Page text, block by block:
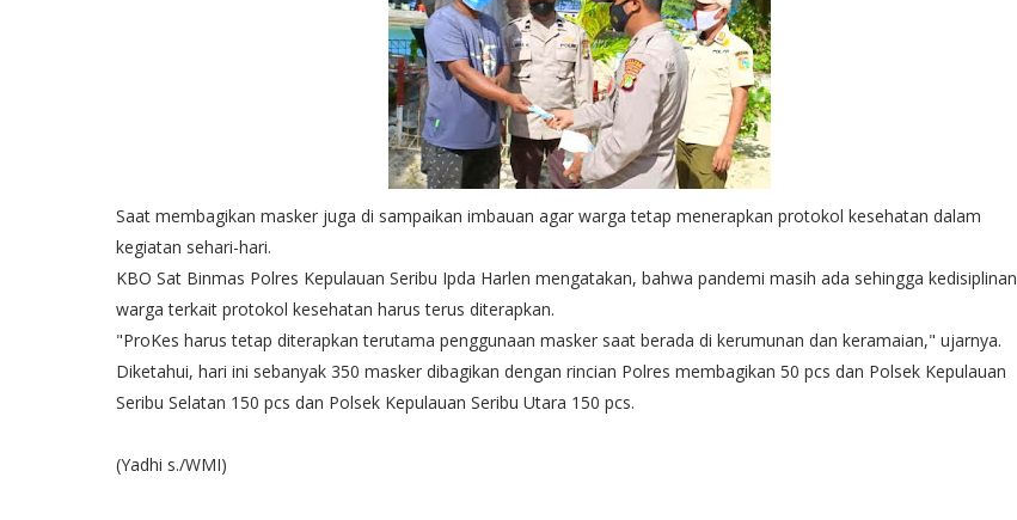
Saat membagikan masker juga di sampaikan imbauan agar warga tetap menerapkan protokol kesehatan dalam
kegiatan sehari-hari.
KBO Sat Binmas Polres Kepulauan Seribu Ipda Harlen mengatakan, bahwa pandemi masih ada sehingga kedisiplinan
warga terkait protokol kesehatan harus terus diterapkan.
"ProKes harus tetap diterapkan terutama penggunaan masker saat berada di kerumunan dan keramaian," ujarnya.
Diketahui, hari ini sebanyak 350 masker dibagikan dengan rincian Polres membagikan 50 pcs dan Polsek Kepulauan
Seribu Selatan 150 pcs dan Polsek Kepulauan Seribu Utara 150 pcs.
(Yadhi s./WMI)